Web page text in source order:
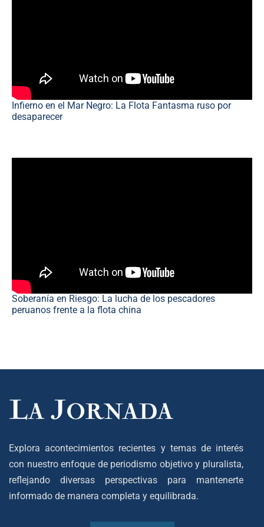
Infierno en el Mar Negro: La Flota Fantasma ruso por
desaparecer
Soberanía en Riesgo: La lucha de los pescadores
peruanos frente a la flota china
Explora acontecimientos recientes y temas de interés
con nuestro enfoque de periodismo objetivo y pluralista,
reflejando diversas perspectivas para mantenerte
informado de manera completa y equilibrada.